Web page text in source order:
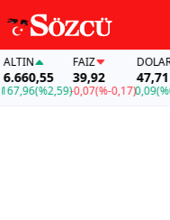
(%2,59)
FAİZ
39,92
-0,07(%-0,17)
DOLAR
47,71
0,09